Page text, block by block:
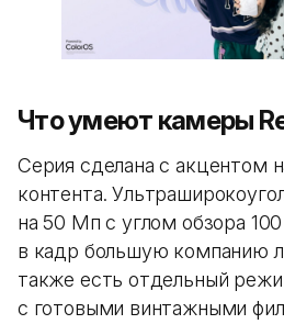
Что умеют камеры
Серия сделана с акцентом
контента.
на 50 Мп с углом обзора
в кадр большую компанию
также есть отдельный
с готовыми винтажными